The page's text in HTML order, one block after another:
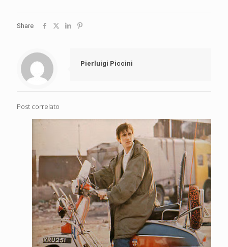
Share
Pierluigi Piccini
Post correlato